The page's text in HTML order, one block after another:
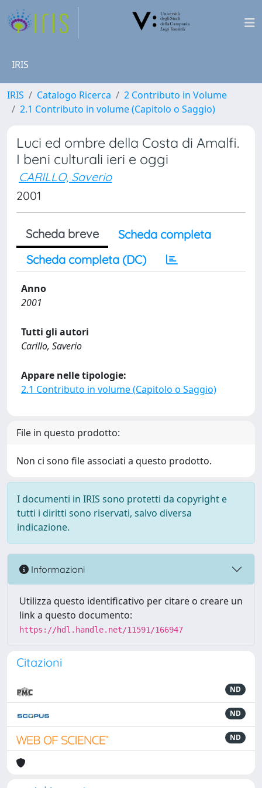
IRIS
IRIS Catalogo Ricerca
2 Contributo in Volume
2.1 Contributo in volume (Capitolo o Saggio)
Luci ed ombre della Costa di Amalfi.
I beni culturali ieri e oggi
CARILLO, Saverio
2001
Scheda breve
Scheda completa
Scheda completa (DC)
Anno
2001
Tutti gli autori
Carillo, Saverio
Appare nelle tipologie:
2.1 Contributo in volume (Capitolo o Saggio)
File in questo prodotto:
Non ci sono file associati a questo prodotto.
I documenti in IRIS sono protetti da copyright e
tutti i diritti sono riservati, salvo diversa
indicazione.
Informazioni
Utilizza questo identificativo per citare o creare un
link a questo documento:
https://hdl.handle.net/11591/166947
Citazioni
ND
ND
ND